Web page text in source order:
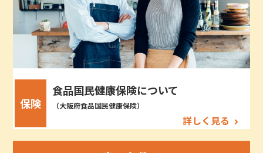
保険
食品国民健康保険について
（大阪府食品国民健康保険）
詳しく見る